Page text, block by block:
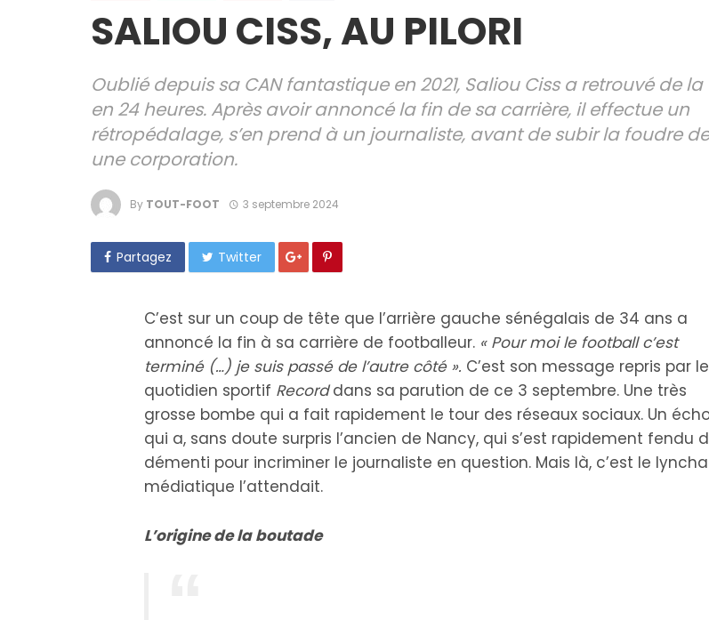
SALIOU CISS, AU PILORI
Oublié depuis sa CAN fantastique en 2021, Saliou Ciss a retrouvé de
en 24 heures. Après avoir annoncé la fin de sa carrière, il effectue un
rétropédalage, s’en prend à un journaliste, avant de subir la foudre
une corporation.
By TOUT-FOOT 3 septembre 2024
Partagez Twitter
C’est sur un coup de tête que l’arrière gauche sénégalais de 34 ans a
annoncé la fin à sa carrière de footballeur. « Pour moi le football c’est
terminé (…) je suis passé de l’autre côté ». C’est son message repris par le
quotidien sportif Recorddans sa parution de ce 3 septembre. Une très
grosse bombe qui a fait rapidement le tour des réseaux sociaux. Un
qui a, sans doute surpris l’ancien de Nancy, qui s’est rapidement fendu
démenti pour incriminer le journaliste en question. Mais là, c’est le
médiatique l’attendait.
L’origine de la boutade